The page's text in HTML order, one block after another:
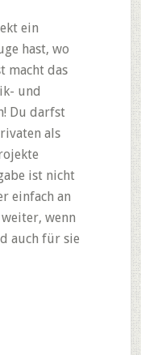
ein
hast, wo
macht das
und
Du darfst
als
ist nicht
einfach an
wenn
auch für sie